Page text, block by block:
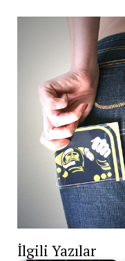
İlgili Yazılar